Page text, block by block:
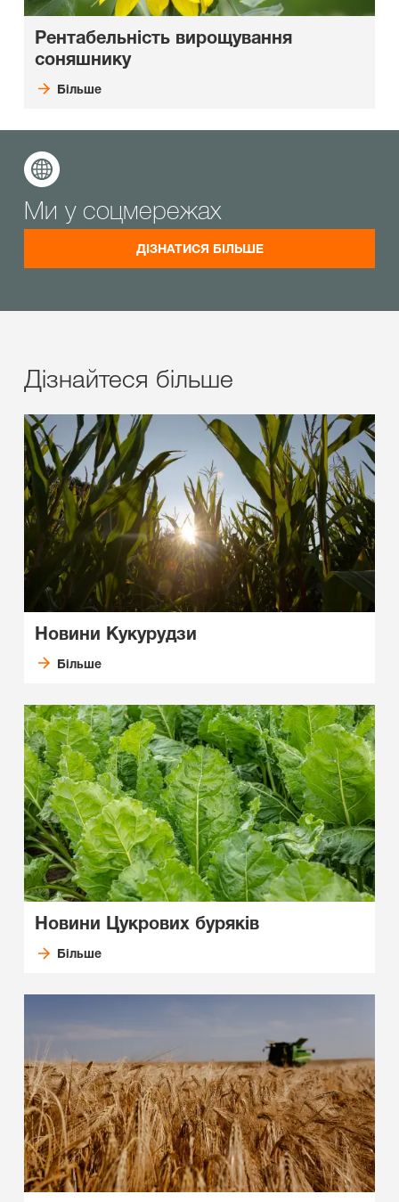
Рентабельність вирощування
соняшнику
Більше
Ми у соцмережах
ДІЗНАТИСЯ БІЛЬШЕ
Дізнайтеся більше
Новини Kукурудзи
Більше
Новини Цукрових буряків
Більше